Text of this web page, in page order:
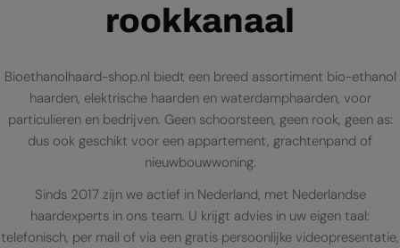
rookkanaal
Bioethanolhaard-shop.nl biedt een breed assortiment bio-ethanol
haarden, elektrische haarden en waterdamphaarden, voor
particulieren en bedrijven. Geen schoorsteen, geen rook, geen as:
dus ook geschikt voor een appartement, grachtenpand of
nieuwbouwwoning.
Sinds 2017 zijn we actief in Nederland, met Nederlandse
haardexperts in ons team. U krijgt advies in uw eigen taal:
telefonisch, per mail of via een gratis persoonlijke videopresentatie,